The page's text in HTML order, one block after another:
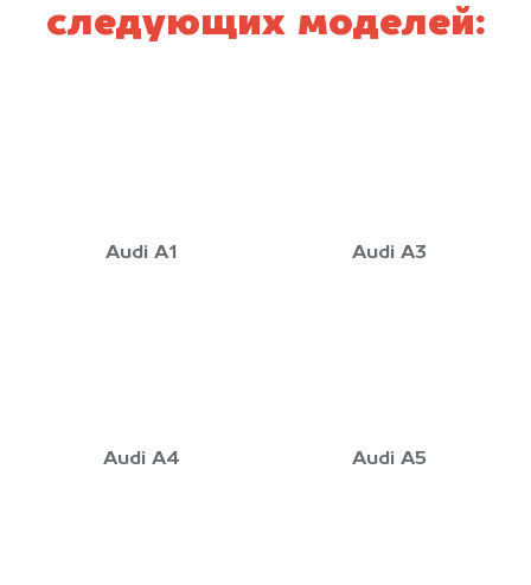
следующих моделей:
Audi A1 Audi A3
Audi A4 Audi A5